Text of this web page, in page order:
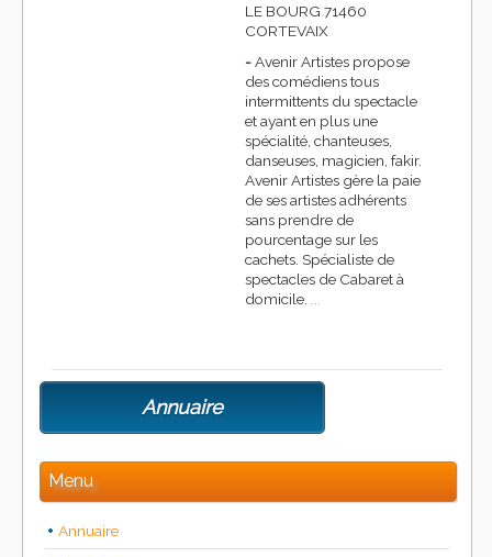
LE BOURG 71460
CORTEVAIX
-Avenir Artistes propose
des comédiens tous
intermittents du spectacle
et ayant en plus une
spécialité, chanteuses,
danseuses, magicien, fakir.
Avenir Artistes gère la paie
de ses artistes adhérents
sans prendre de
pourcentage sur les
cachets. Spécialiste de
spectacles de Cabaret à
domicile. ...
Annuaire
Menu
Annuaire